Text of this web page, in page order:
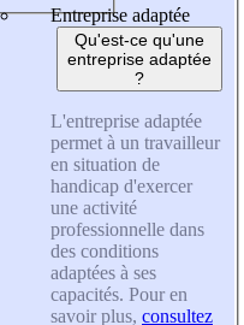
Entreprise adaptée
Qu'est-ce qu'une
entreprise adaptée
?
L'entreprise adaptée
permet à un travailleur
en situation de
handicap d'exercer
une activité
professionnelle dans
des conditions
adaptées à ses
capacités. Pour en
savoir plus, consultez